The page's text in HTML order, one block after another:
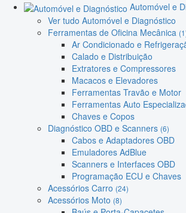
Automóvel e
Ver tudo Automóvel e Diagnóstico
Ferramentas de Oficina Mecânica
Ar Condicionado e
Calado e Distribuição
Extratores e Compressores
Macacos e Elevadores
Ferramentas Travão e Motor
Ferramentas Auto
Chaves e Copos
Diagnóstico OBD e Scanners (6)
Cabos e Adaptadores OBD
Emuladores AdBlue
Scanners e Interfaces OBD
Programação ECU e Chaves
Acessórios Carro (24)
Acessórios Moto (8)